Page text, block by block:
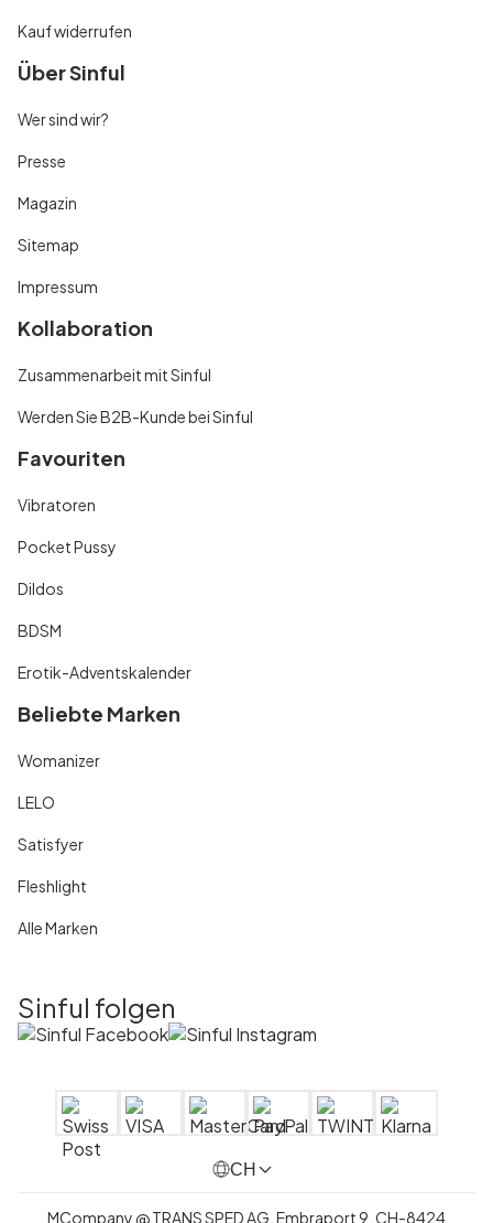
Kauf widerrufen
Über Sinful
Wer sind wir?
Presse
Magazin
Sitemap
Impressum
Kollaboration
Zusammenarbeit mit Sinful
Werden Sie B2B-Kunde bei Sinful
Favouriten
Vibratoren
Pocket Pussy
Dildos
BDSM
Erotik-Adventskalender
Beliebte Marken
Womanizer
LELO
Satisfyer
Fleshlight
Alle Marken
Sinful folgen
CH
MCompany@TRANS SPED AG, Embraport 9 CH-8424